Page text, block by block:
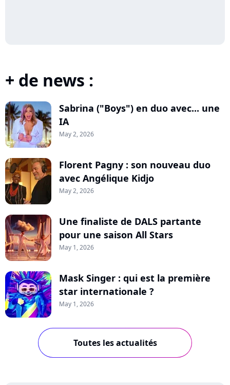
+ de news :
Sabrina ("Boys") en duo avec... une
IA
May 2, 2026
Florent Pagny : son nouveau duo
avec Angélique Kidjo
May 2, 2026
Une finaliste de DALS partante
pour une saison All Stars
May 1, 2026
Mask Singer : qui est la première
star internationale ?
May 1, 2026
Toutes les actualités